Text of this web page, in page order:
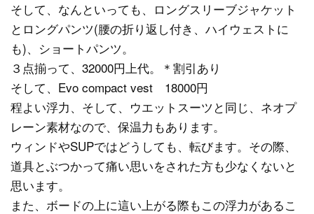
そして、なんといっても、ロングスリーブジャケット
とロングパンツ(腰の折り返し付き、ハイウェストに
も)、ショートパンツ。
３点揃って、32000円上代。＊割引あり
そして、Evo compact vest 18000円
程よい浮力、そして、ウエットスーツと同じ、ネオプ
レーン素材なので、保温力もあります。
ウィンドやSUPではどうしても、転びます。その際、
道具とぶつかって痛い思いをされた方も少なくないと
思います。
また、ボードの上に這い上がる際もこの浮力があるこ